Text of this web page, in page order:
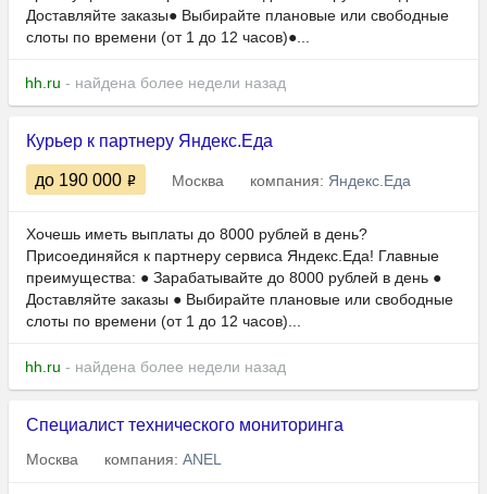
Доставляйте заказы● Выбирайте плановые или свободные
слоты по времени (от 1 до 12 часов)●...
hh.ru - найдена более недели назад
Курьер к партнеру Яндекс.Еда
до 190 000 Москва компания: Яндекс.Еда
Хочешь иметь выплаты до 8000 рублей в день?
Присоединяйся к партнеру сервиса Яндекс.Еда! Главные
преимущества: ● Зарабатывайте до 8000 рублей в день ●
Доставляйте заказы ● Выбирайте плановые или свободные
слоты по времени (от 1 до 12 часов)...
hh.ru - найдена более недели назад
Специалист технического мониторинга
Москва компания: ANEL